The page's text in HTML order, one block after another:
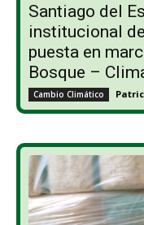
Santiago del
institucional
puesta en
Bosque –
Cambio Climático